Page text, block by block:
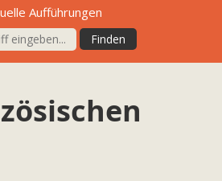
Aufführungen